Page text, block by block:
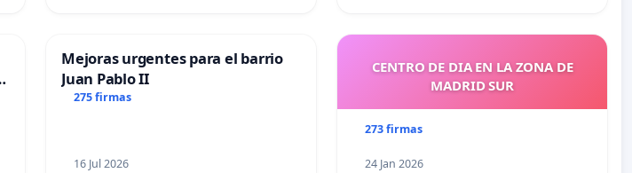
Mejoras urgentes para el barrio
Juan Pablo II
275 firmas
16 Jul 2026
CENTRO DE DIA EN LA ZONA DE
MADRID SUR
273 firmas
24 Jan 2026